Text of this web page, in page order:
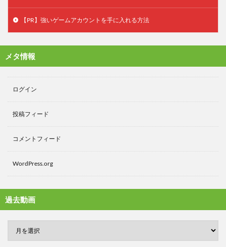
【PR】強いゲームアカウントを手に入れる方法
メタ情報
ログイン
投稿フィード
コメントフィード
WordPress.org
過去動画